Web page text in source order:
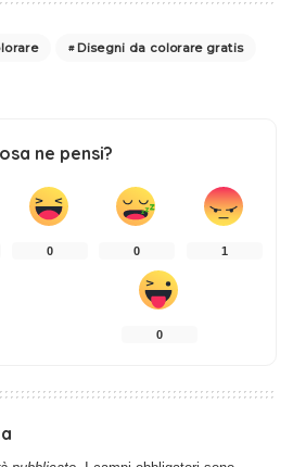
Disegni da colorare gratis
ne pensi?
0 0 1
0